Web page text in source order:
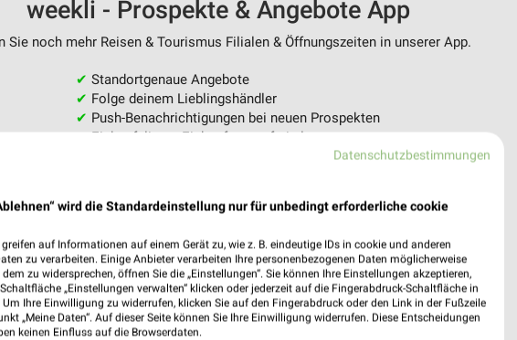
weekli - Prospekte & Angebote App
Sie noch mehr Reisen & Tourismus Filialen & Öffnungszeiten in unserer App.
✔ Standortgenaue Angebote
✔ Folge deinem Lieblingshändler
✔ Push-Benachrichtigungen bei neuen Prospekten
✔Einkaufsliste - Einkauf stressfrei planen
Datenschutzbestimmungen
wird die Standardeinstellung nur für unbedingt erforderliche cookie
auf Informationen auf einem Gerät zu, wie z. B. eindeutige IDs in cookie und anderen
zu verarbeiten. Einige Anbieter verarbeiten Ihre personenbezogenen Daten möglicherweise
zu widersprechen, öffnen Sie die „Einstellungen“. Sie können Ihre Einstellungen akzeptieren,
„Einstellungen verwalten“ klicken oder jederzeit auf die Fingerabdruck-Schaltfläche in
Ihre Einwilligung zu widerrufen, klicken Sie auf den Fingerabdruck oder den Link in der Fußzeile
„Meine Daten“. Auf dieser Seite können Sie Ihre Einwilligung widerrufen. Diese Entscheidungen
keinen Einfluss auf die Browserdaten.